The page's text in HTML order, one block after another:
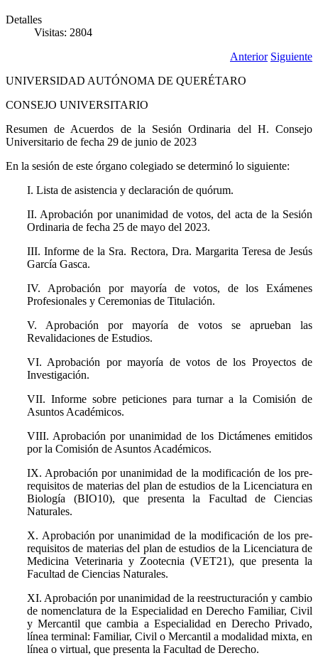
Detalles
Visitas: 2804
Anterior Siguiente
UNIVERSIDAD AUTÓNOMA DE QUERÉTARO
CONSEJO UNIVERSITARIO
Resumen de Acuerdos de la Sesión Ordinaria del H. Consejo
Universitario de fecha 29 de junio de 2023
En la sesión de este órgano colegiado se determinó lo siguiente:
I. Lista de asistencia y declaración de quórum.
II. Aprobación por unanimidad de votos, del acta de la Sesión
Ordinaria de fecha 25 de mayo del 2023.
III. Informe de la Sra. Rectora, Dra. Margarita Teresa de Jesús
García Gasca.
IV. Aprobación por mayoría de votos, de los Exámenes
Profesionales y Ceremonias de Titulación.
V. Aprobación por mayoría de votos se aprueban las
Revalidaciones de Estudios.
VI. Aprobación por mayoría de votos de los Proyectos de
Investigación.
VII. Informe sobre peticiones para turnar a la Comisión de
Asuntos Académicos.
VIII. Aprobación por unanimidad de los Dictámenes emitidos
por la Comisión de Asuntos Académicos.
IX. Aprobación por unanimidad de la modificación de los pre-
requisitos de materias del plan de estudios de la Licenciatura en
Biología (BIO10), que presenta la Facultad de Ciencias
Naturales.
X. Aprobación por unanimidad de la modificación de los pre-
requisitos de materias del plan de estudios de la Licenciatura de
Medicina Veterinaria y Zootecnia (VET21), que presenta la
Facultad de Ciencias Naturales.
XI. Aprobación por unanimidad de la reestructuración y cambio
de nomenclatura de la Especialidad en Derecho Familiar, Civil
y Mercantil que cambia a Especialidad en Derecho Privado,
línea terminal: Familiar, Civil o Mercantil a modalidad mixta, en
línea o virtual, que presenta la Facultad de Derecho.